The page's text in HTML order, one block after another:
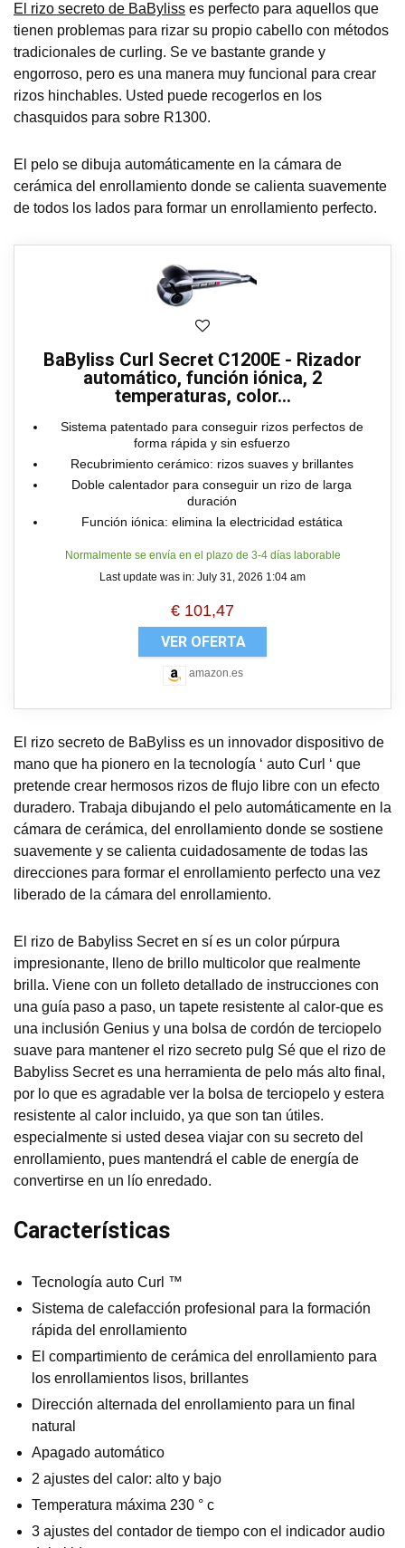
El rizo secreto de BaByliss es perfecto para aquellos que
tienen problemas para rizar su propio cabello con métodos
tradicionales de curling. Se ve bastante grande y
engorroso, pero es una manera muy funcional para crear
rizos hinchables. Usted puede recogerlos en los
chasquidos para sobre R1300.
El pelo se dibuja automáticamente en la cámara de
cerámica del enrollamiento donde se calienta suavemente
de todos los lados para formar un enrollamiento perfecto.
BaByliss Curl Secret C1200E - Rizador
automático, función iónica, 2
temperaturas, color...
Sistema patentado para conseguir rizos perfectos de
forma rápida y sin esfuerzo
Recubrimiento cerámico: rizos suaves y brillantes
Doble calentador para conseguir un rizo de larga
duración
Función iónica: elimina la electricidad estática
Normalmente se envía en el plazo de 3-4 días laborable
Last update was in: July 31, 2026 1:04 am
€ 101,47
VER OFERTA
amazon.es
El rizo secreto de BaByliss es un innovador dispositivo de
mano que ha pionero en la tecnología ‘ auto Curl ‘ que
pretende crear hermosos rizos de flujo libre con un efecto
duradero. Trabaja dibujando el pelo automáticamente en la
cámara de cerámica, del enrollamiento donde se sostiene
suavemente y se calienta cuidadosamente de todas las
direcciones para formar el enrollamiento perfecto una vez
liberado de la cámara del enrollamiento.
El rizo de Babyliss Secret en sí es un color púrpura
impresionante, lleno de brillo multicolor que realmente
brilla. Viene con un folleto detallado de instrucciones con
una guía paso a paso, un tapete resistente al calor-que es
una inclusión Genius y una bolsa de cordón de terciopelo
suave para mantener el rizo secreto pulg Sé que el rizo de
Babyliss Secret es una herramienta de pelo más alto final,
por lo que es agradable ver la bolsa de terciopelo y estera
resistente al calor incluido, ya que son tan útiles.
especialmente si usted desea viajar con su secreto del
enrollamiento, pues mantendrá el cable de energía de
convertirse en un lío enredado.
Características
Tecnología auto Curl ™
Sistema de calefacción profesional para la formación
rápida del enrollamiento
El compartimiento de cerámica del enrollamiento para
los enrollamientos lisos, brillantes
Dirección alternada del enrollamiento para un final
natural
Apagado automático
2 ajustes del calor: alto y bajo
Temperatura máxima 230 ° c
3 ajustes del contador de tiempo con el indicador audio